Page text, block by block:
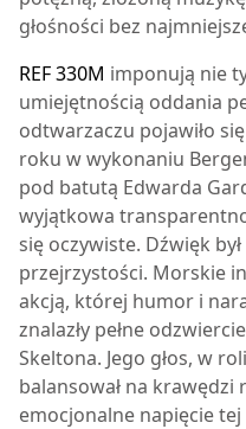
głośności bez
REF 330M imponują nie
umiejętnością oddania
odtwarzaczu pojawiło się
roku w wykonaniu
pod batutą Edwarda
wyjątkowa
się oczywiste. Dźwięk
przejrzystości. Morskie
akcją, której humor i
znalazły pełne
Skeltona. Jego głos, w
balansował na krawędzi
emocjonalne napięcie